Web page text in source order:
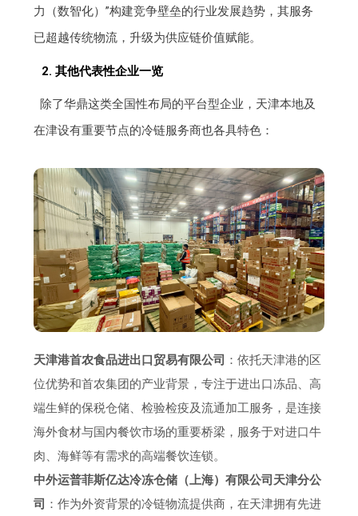
力（数智化）”构建竞争壁垒的行业发展趋势，其服务
已超越传统物流，升级为供应链价值赋能。
2. 其他代表性企业一览
除了华鼎这类全国性布局的平台型企业，天津本地及
在津设有重要节点的冷链服务商也各具特色：
天津港首农食品进出口贸易有限公司 ：依托天津港的区
位优势和首农集团的产业背景，专注于进出口冻品、高
端生鲜的保税仓储、检验检疫及流通加工服务，是连接
海外食材与国内餐饮市场的重要桥梁，服务于对进口牛
肉、海鲜等有需求的高端餐饮连锁。
中外运普菲斯亿达冷冻仓储（上海）有限公司天津分公
司 ：作为外资背景的冷链物流提供商，在天津拥有先进